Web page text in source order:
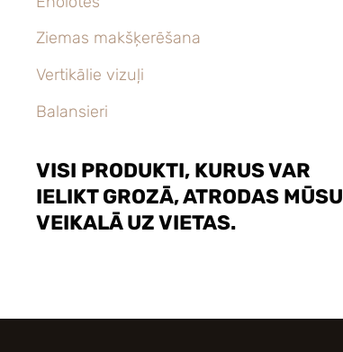
Ziemas makšķerēšana
Vertikālie vizuļi
Balansieri
VISI PRODUKTI, KURUS VAR
IELIKT GROZĀ, ATRODAS MŪSU
VEIKALĀ UZ VIETAS.